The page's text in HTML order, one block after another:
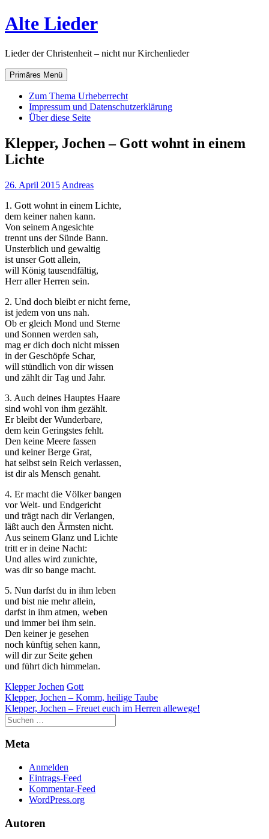
Zum
Inhalt
Alte Lieder
Lieder der Christenheit – nicht nur Kirchenlieder
Primäres Menü
Zum Thema Urheberrecht
Impressum und Datenschutzerklärung
Über diese Seite
Klepper, Jochen – Gott wohnt in einem
Lichte
26. April 2015 Andreas
1. Gott wohnt in einem Lichte,
dem keiner nahen kann.
Von seinem Angesichte
trennt uns der Sünde Bann.
Unsterblich und gewaltig
ist unser Gott allein,
will König tausendfältig,
Herr aller Herren sein.
2. Und doch bleibt er nicht ferne,
ist jedem von uns nah.
Ob er gleich Mond und Sterne
und Sonnen werden sah,
mag er dich doch nicht missen
in der Geschöpfe Schar,
will stündlich von dir wissen
und zählt dir Tag und Jahr.
3. Auch deines Hauptes Haare
sind wohl von ihm gezählt.
Er bleibt der Wunderbare,
dem kein Geringstes fehlt.
Den keine Meere fassen
und keiner Berge Grat,
hat selbst sein Reich verlassen,
ist dir als Mensch genaht.
4. Er macht die Völker bangen
vor Welt- und Endgericht
und trägt nach dir Verlangen,
läßt auch den Ärmsten nicht.
Aus seinem Glanz und Lichte
tritt er in deine Nacht:
Und alles wird zunichte,
was dir so bange macht.
5. Nun darfst du in ihm leben
und bist nie mehr allein,
darfst in ihm atmen, weben
und immer bei ihm sein.
Den keiner je gesehen
noch künftig sehen kann,
will dir zur Seite gehen
und führt dich himmelan.
Klepper Jochen Gott
Beitragsnavigation
Klepper, Jochen – Komm, heilige Taube
Klepper, Jochen – Freuet euch im Herren allewege!
Meta
Anmelden
Eintrags-Feed
Kommentar-Feed
WordPress.org
Autoren
Notwendig
Diese
Cookies
sind nicht
Sie werden
benötigt,
damit die
Website
funktioniert.
Mit diesen
Cookies
können wir die
Funktionsweise
und Struktur
der Website
auf Basis der
Nutzung
Erfahrung
Damit unsere
Website
während
Ihres Besuchs
möglich
funktioniert.
Wenn Sie
diese Cookies
ablehnen,
verschwinden
einige
von der
Website.
Marketing